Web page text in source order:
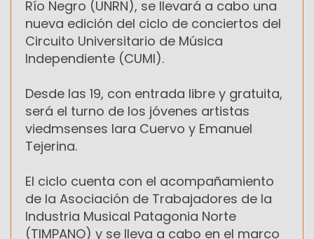
Río Negro (UNRN), se llevará a cabo una
nueva edición del ciclo de conciertos del
Circuito Universitario de Música
Independiente (CUMI).
Desde las 19, con entrada libre y gratuita,
será el turno de los jóvenes artistas
viedmsenses Iara Cuervo y Emanuel
Tejerina.
El ciclo cuenta con el acompañamiento
de la Asociación de Trabajadores de la
Industria Musical Patagonia Norte
(TIMPANO) y se lleva a cabo en el marco